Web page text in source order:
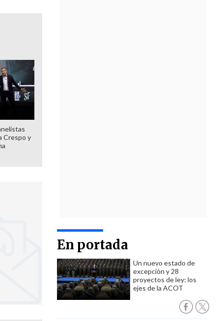
En portada
Un nuevo estado de
excepción y 28
proyectos de ley: los
ejes de la ACOT
Crespo y